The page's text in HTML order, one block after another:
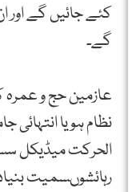
کئے جائیں گے اور
گے۔
عازمین حج و عمرہ
نظام ہو یا انتہائی
الحرکت میڈیکل
رہائشوںسمیت